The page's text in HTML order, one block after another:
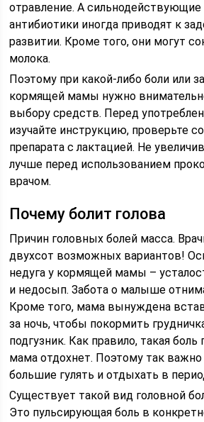
отравление. А сильнодействующие
антибиотики иногда приводят к
развитии. Кроме того, они могут
молока.
Поэтому при какой-либо боли или
кормящей мамы нужно
выбору средств. Перед
изучайте инструкцию, проверьте
препарата с лактацией. Не
лучше перед использованием
врачом.
Почему болит голова
Причин головных болей масса.
двухсот возможных вариантов!
недуга у кормящей мамы –
и недосып. Забота о малыше
Кроме того, мама вынуждена
за ночь, чтобы покормить
подгузник. Как правило, такая боль
мама отдохнет. Поэтому так
большие гулять и отдыхать в
Существует такой вид головной
Это пульсирующая боль в